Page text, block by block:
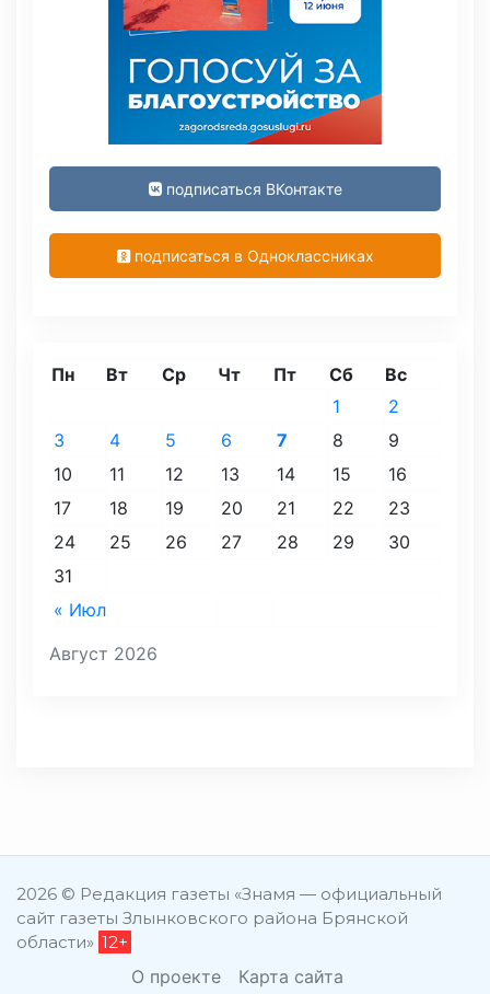
подписаться ВКонтакте
подписаться в Одноклассниках
Август 2026
Пн Вт Ср Чт Пт Сб Вс
« Июл
1
2
3
4 5 6 7 8
9
10
11 12 13 14 15
16
17
18 19 20 21 22
23
24
25 26 27 28 29
30
31
2026 © Редакция газеты «Знамя — официальный
сайт газеты Злынковского района Брянской
области» 12+
О проекте Карта сайта